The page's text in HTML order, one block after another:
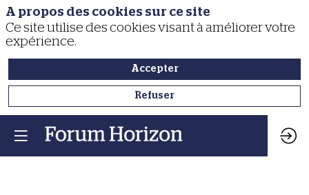
A propos des cookies sur ce site
Ce site utilise des cookies visant à améliorer votre
expérience.
Accepter
Refuser